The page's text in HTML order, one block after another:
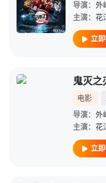
导演： 外
主演： 花
立
鬼灭之
电影
导演： 外
主演： 花
立